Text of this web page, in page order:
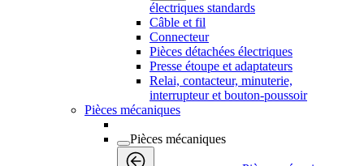
électriques standards
Câble et fil
Connecteur
Pièces détachées électriques
Presse étoupe et adaptateurs
Relai, contacteur, minuterie,
interrupteur et bouton-poussoir
Pièces mécaniques
Pièces mécaniques